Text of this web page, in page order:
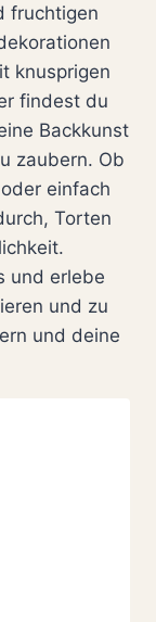
fruchtigen
knusprigen
findest du
Backkunst
zaubern. Ob
einfach
Torten
und erlebe
und zu
und deine